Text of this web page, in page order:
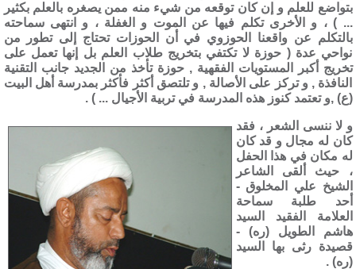
بتواضع للعلم و إن كان توقعه من شيء منه ممن يصغره بالعلم بكثير
... ) ، و الأخرى تكلم فيها عن الموت و الغفلة ، و انتهى سماحته
بالتكلم عن واقعنا الحوزوي في أن الحوزات تحتاج إلى تطور من
نواحي عدة ( حوزة لا تكتفي بتخريج طلاب العلم بل إنها تعمل على
تخريج أكبر المستويات الفقهية , حوزة تأخذ من الجديد جانب التقنية
النافذة , و تركز على الأصالة , و تلتصق أكثر فأكثر بمدرسة أهل البيت
(ع) ,و تعتمد كنوز هذه المدرسة في تربية الأجيال ... ) .
و لا ننسى الشعر ، فقد
كان له مجال و قد كان
له مكان في هذا الحفل
، حيث ألقى الشاعر
الشيخ علي المخلوق -
أحد طلبة سماحة
العلامة الفقيد السيد
هاشم الطويل (ره) -
قصيدة رثى بها السيد
(ره) .